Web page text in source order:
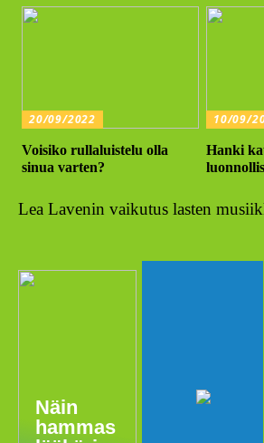
20/09/2022
Voisiko rullaluistelu olla
sinua varten?
10/09/
Hanki
Lea Lavenin vaikutus lasten
Näin
hammas